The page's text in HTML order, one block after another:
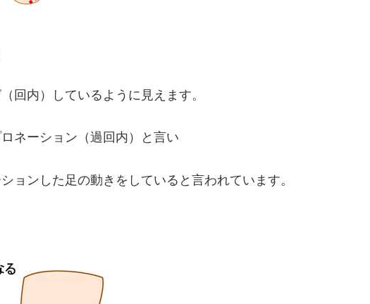
回内）しているように見えます。
ネーション（過回内）と言い
ョンした足の動きをしていると言われています。